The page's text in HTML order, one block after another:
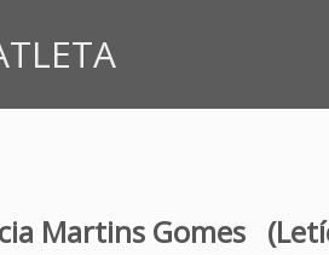
Martins Gomes